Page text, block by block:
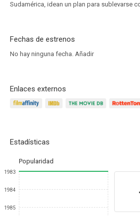
Sudamérica, idean un plan para sublevarse
Fechas de estrenos
No hay ninguna fecha. Añadir
Enlaces externos
Estadísticas
Popularidad
1983
1984
1985